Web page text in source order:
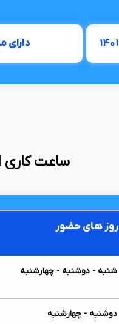
دارای
ساعت کاری
روز های حضور
شنبه - دوشنبه - چهارشنبه
دوشنبه - چهارشنبه